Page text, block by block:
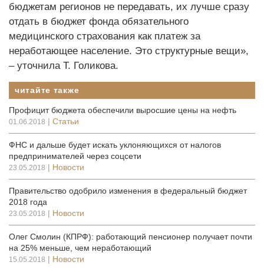
бюджетам регионов не передавать, их лучше сразу
отдать в бюджет фонда обязательного
медицинского страхования как платеж за
неработающее население. Это структурные вещи»,
– уточнила Т. Голикова.
читайте также
Профицит бюджета обеспечили выросшие цены на нефть
01.06.2018 | Статьи
ФНС и дальше будет искать уклоняющихся от налогов
предпринимателей через соцсети
23.05.2018 | Новости
Правительство одобрило изменения в федеральный бюджет
2018 года
23.05.2018 | Новости
Олег Смолин (КПРФ): работающий пенсионер получает почти
на 25% меньше, чем неработающий
15.05.2018 | Новости